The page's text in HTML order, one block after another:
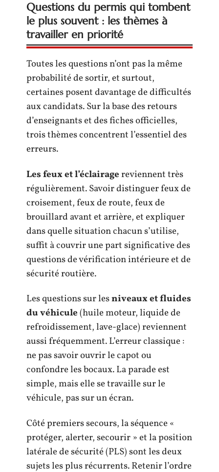
Questions du permis qui tombent
le plus souvent : les thèmes à
travailler en priorité
Toutes les questions n’ont pas la même
probabilité de sortir, et surtout,
certaines posent davantage de difficultés
aux candidats. Sur la base des retours
d’enseignants et des fiches officielles,
trois thèmes concentrent l’essentiel des
erreurs.
Les feux et l’éclairagereviennent très
régulièrement. Savoir distinguer feux de
croisement, feux de route, feux de
brouillard avant et arrière, et expliquer
dans quelle situation chacun s’utilise,
suffit à couvrir une part significative des
questions de vérification intérieure et de
sécurité routière.
Les questions sur lesniveaux et fluides
du véhicule(huile moteur, liquide de
refroidissement, lave-glace) reviennent
aussi fréquemment. L’erreur classique :
ne pas savoir ouvrir le capot ou
confondre les bocaux. La parade est
simple, mais elle se travaille sur le
véhicule, pas sur un écran.
Côté premiers secours, la séquence «
protéger, alerter, secourir » et la position
latérale de sécurité (PLS) sont les deux
sujets les plus récurrents. Retenir l’ordre